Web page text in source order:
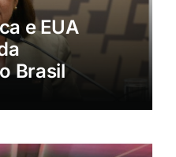
e EUA
Brasil